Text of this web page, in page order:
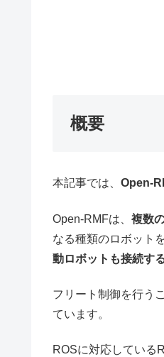
概要
本記事では、 Open-
Open-RMFは、 複数
なる種類のロボット
動ロボットも接続す
フリート制御を行う
ています。
ROSに対応している